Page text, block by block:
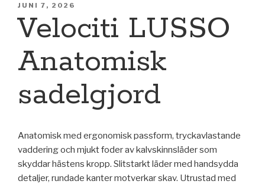
PUBLICERAT
JUNI 7, 2026
Velociti LUSSO
Anatomisk
sadelgjord
Anatomisk med ergonomisk passform, tryckavlastande
vaddering och mjukt foder av kalvskinnsläder som
skyddar hästens kropp. Slitstarkt läder med handsydda
detaljer, rundade kanter motverkar skav. Utrustad med